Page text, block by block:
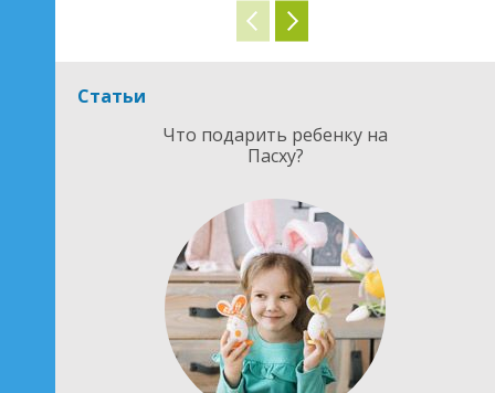
Статьи
Что подарить ребенку на
Пасху?